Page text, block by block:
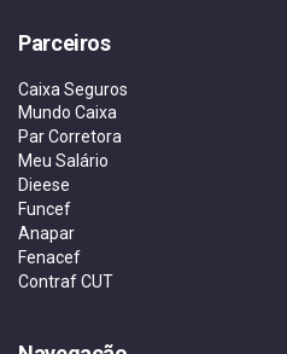
Parceiros
Caixa Seguros
Mundo Caixa
Par Corretora
Meu Salário
Dieese
Funcef
Anapar
Fenacef
Contraf CUT